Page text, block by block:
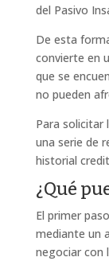
del Pasivo
De esta
convierte en
que se
no pueden
Para solicitar
una serie de
historial
¿Qué
El primer
mediante un
negociar con